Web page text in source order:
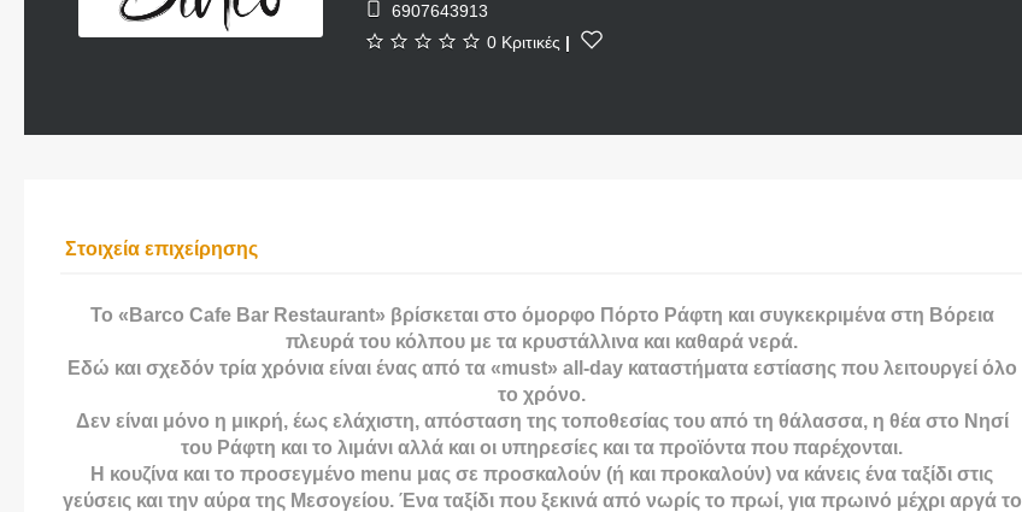
6907643913
0 Κριτικές |
Στοιχεία επιχείρησης
Το «Barco Cafe Bar Restaurant» βρίσκεται στο όμορφο Πόρτο Ράφτη και συγκεκριμένα στη Βόρεια
πλευρά του κόλπου με τα κρυστάλλινα και καθαρά νερά.
Εδώ και σχεδόν τρία χρόνια είναι ένας από τα «must» all-day καταστήματα εστίασης που λειτουργεί όλο
το χρόνο.
Δεν είναι μόνο η μικρή, έως ελάχιστη, απόσταση της τοποθεσίας του από τη θάλασσα, η θέα στο Νησί
του Ράφτη και το λιμάνι αλλά και οι υπηρεσίες και τα προϊόντα που παρέχονται.
Η κουζίνα και το προσεγμένο menu μας σε προσκαλούν (ή και προκαλούν) να κάνεις ένα ταξίδι στις
γεύσεις και την αύρα της Μεσογείου. Ένα ταξίδι που ξεκινά από νωρίς το πρωί, για πρωινό μέχρι αργά το